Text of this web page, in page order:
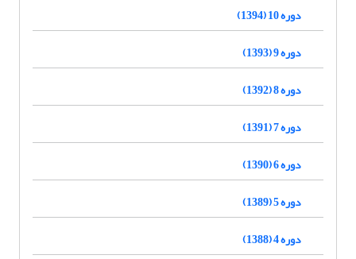
دوره 10 (1394)
دوره 9 (1393)
دوره 8 (1392)
دوره 7 (1391)
دوره 6 (1390)
دوره 5 (1389)
دوره 4 (1388)